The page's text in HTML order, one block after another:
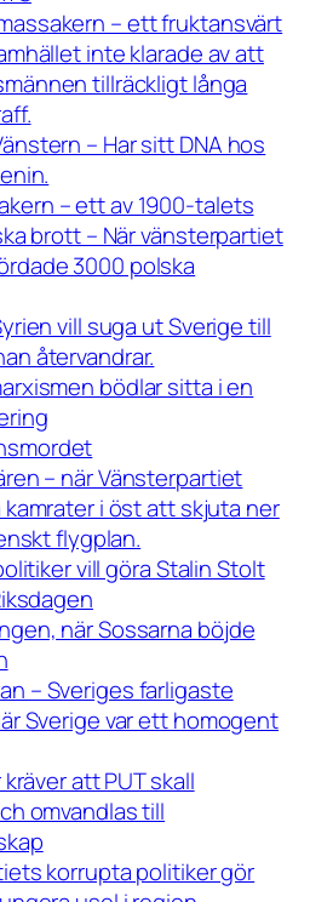
– ett fruktansvärt
inte klarade av att
tillräckligt långa
– Har sitt DNA hos
– ett av 1900-talets
brott – När vänsterpartiet
3000 polska
vill suga ut Sverige till
återvandrar.
bödlar sitta i en
– när Vänsterpartiet
i öst att skjuta ner
flygplan.
vill göra Stalin Stolt
när Sossarna böjde
– Sveriges farligaste
Sverige var ett homogent
att PUT skall
omvandlas till
korrupta politiker gör